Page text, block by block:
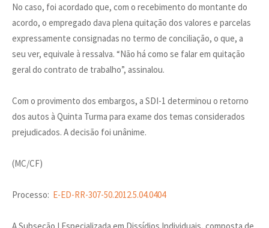
No caso, foi acordado que, com o recebimento do montante do
acordo, o empregado dava plena quitação dos valores e parcelas
expressamente consignadas no termo de conciliação, o que, a
seu ver, equivale à ressalva. “Não há como se falar em quitação
geral do contrato de trabalho”, assinalou.
Com o provimento dos embargos, a SDI-1 determinou o retorno
dos autos à Quinta Turma para exame dos temas considerados
prejudicados. A decisão foi unânime.
(MC/CF)
Processo: E-ED-RR-307-50.2012.5.04.0404